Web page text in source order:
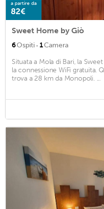
a partire da
82€
Sweet Home by Giò
6Ospiti · 1Camera
Situata a Mola di Bari, la
la connessione WiFi gratuita.
trova a 28 km da Monopoli. ...